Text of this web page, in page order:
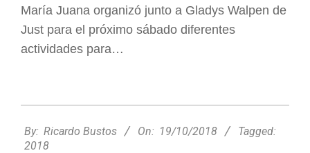
María Juana organizó junto a Gladys Walpen de
Just para el próximo sábado diferentes
actividades para…
10-
19
By: Ricardo Bustos On: 19/10/2018
Tagged:
2018